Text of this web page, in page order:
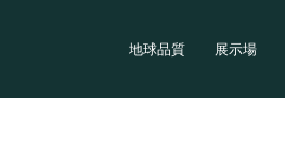
地球品質 展示場